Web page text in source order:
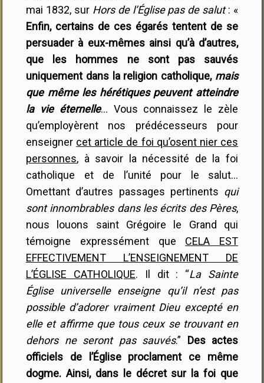
mai 1832, sur Hors de l’Église pas de salut: «
Enfin, certains de ces égarés tentent de se
persuader à eux-mêmes ainsi qu’à d’autres,
que les hommes ne sont pas sauvés
uniquement dans la religion catholique, mais
que même les hérétiques peuvent atteindre
la vie éternelle… Vous connaissez le zèle
qu’employèrent nos prédécesseurs pour
enseigner cet article de foi qu’osent nier ces
personnes, à savoir la nécessité de la foi
catholique et de l’unité pour le salut…
Omettant d’autres passages pertinents qui
sont innombrables dans les écrits des Pères,
nous louons saint Grégoire le Grand qui
témoigne expressément que CELA EST
EFFECTIVEMENT L’ENSEIGNEMENT DE
L’ÉGLISE CATHOLIQUE. Il dit : “La Sainte
Église universelle enseigne qu’il n’est pas
possible d’adorer vraiment Dieu excepté en
elle et affirme que tous ceux se trouvant en
dehors ne seront pas sauvés.”
Des actes
officiels de l’Église proclament ce même
dogme. Ainsi, dans le décret sur la foi que